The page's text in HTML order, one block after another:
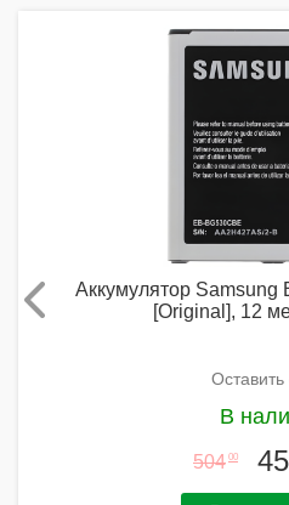
Аккумулятор Samsung
[Original], 12
Оставить
В
504 00